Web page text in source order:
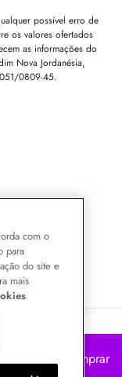
Comprar
possível erro de
os valores ofertados
as informações do
Nova Jordanésia,
0809-45.
com o
para
do site e
mais